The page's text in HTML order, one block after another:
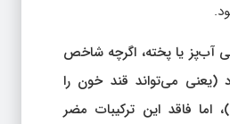
آب‌پز یا پخته، اگرچه شاخص
(یعنی می‌تواند قند خون را
اما فاقد این ترکیبات مضر